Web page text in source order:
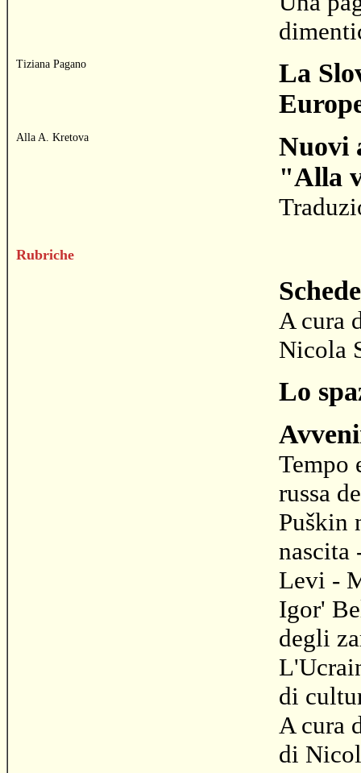
Tiziana Pagano
La
Alla A. Kretova
Nuovi
"Alla
Rubriche
Schede
A cura
Nicola
Lo
Tempo
russa
Puškin
nascita
Levi -
Igor'
degli
di
A cura
di